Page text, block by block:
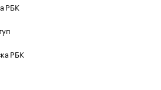
РБК
РБК